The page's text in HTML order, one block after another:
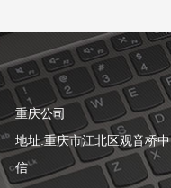
重庆公司
地址:重庆市江北区观音桥中
信